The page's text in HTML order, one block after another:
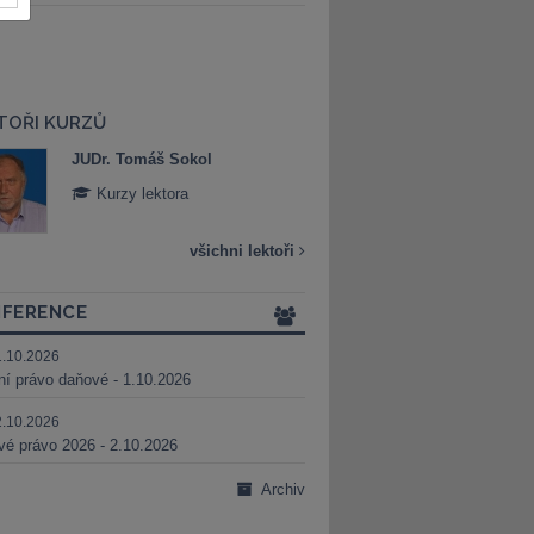
KURZŮ
JUDr. Martin Maisner, Ph.D.,
MCIArb
všichni lektoři
právo daňové - 1.10.2026
právo 2026 - 2.10.2026
Archiv